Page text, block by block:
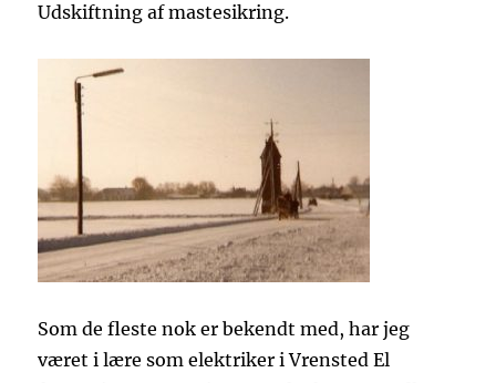
Udskiftning af mastesikring.
Som de fleste nok er bekendt med, har jeg
været i lære som elektriker i Vrensted El